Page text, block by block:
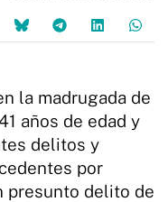
la madrugada de
años de edad y
delitos y
por
presunto delito de